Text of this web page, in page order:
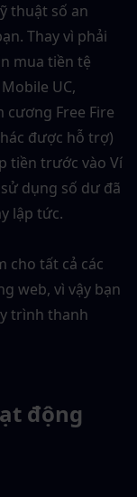
thuật số an
Thay vì phải
mua tiền tệ
UC,
cương Free Fire
được hỗ trợ)
tiền trước vào Ví
dụng số dư đã
lập tức.
cho tất cả các
web, vì vậy bạn
trình thanh
động